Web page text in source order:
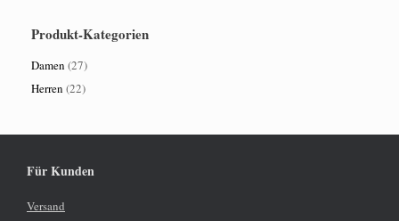
Produkt-Kategorien
Damen (27)
Herren (22)
Für Kunden
Versand